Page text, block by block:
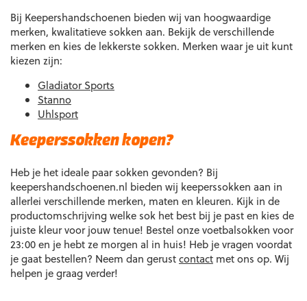
Bij Keepershandschoenen bieden wij van hoogwaardige
merken, kwalitatieve sokken aan. Bekijk de verschillende
merken en kies de lekkerste sokken. Merken waar je uit kunt
kiezen zijn:
Gladiator Sports
Stanno
Uhlsport
Keeperssokken kopen?
Heb je het ideale paar sokken gevonden? Bij
keepershandschoenen.nl bieden wij keeperssokken aan in
allerlei verschillende merken, maten en kleuren. Kijk in de
productomschrijving welke sok het best bij je past en kies de
juiste kleur voor jouw tenue! Bestel onze voetbalsokken voor
23:00 en je hebt ze morgen al in huis! Heb je vragen voordat
je gaat bestellen? Neem dan gerustcontact met ons op. Wij
helpen je graag verder!